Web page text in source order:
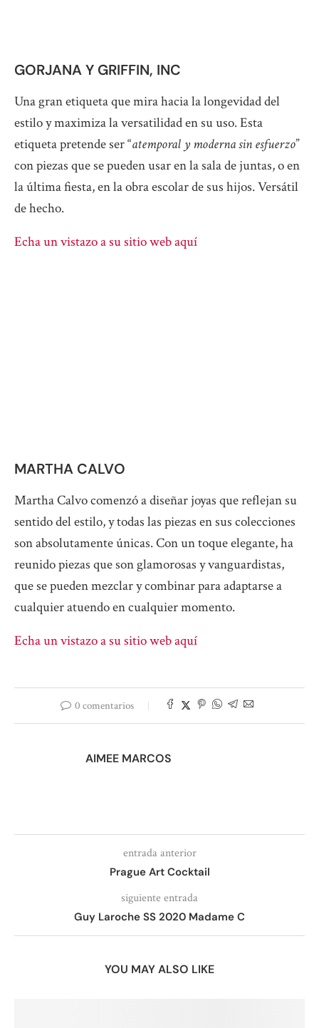
GORJANA Y GRIFFIN, INC
Una gran etiqueta que mira hacia la longevidad del
estilo y maximiza la versatilidad en su uso. Esta
etiqueta pretende ser “atemporal y moderna sin esfuerzo”
con piezas que se pueden usar en la sala de juntas, o en
la última fiesta, en la obra escolar de sus hijos. Versátil
de hecho.
Echa un vistazo a su sitio web aquí
MARTHA CALVO
Martha Calvo comenzó a diseñar joyas que reflejan su
sentido del estilo, y todas las piezas en sus colecciones
son absolutamente únicas. Con un toque elegante, ha
reunido piezas que son glamorosas y vanguardistas,
que se pueden mezclar y combinar para adaptarse a
cualquier atuendo en cualquier momento.
Echa un vistazo a su sitio web aquí
0 comentarios
AIMEE MARCOS
entrada anterior
Prague Art Cocktail
siguiente entrada
Guy Laroche SS 2020 Madame C
YOU MAY ALSO LIKE